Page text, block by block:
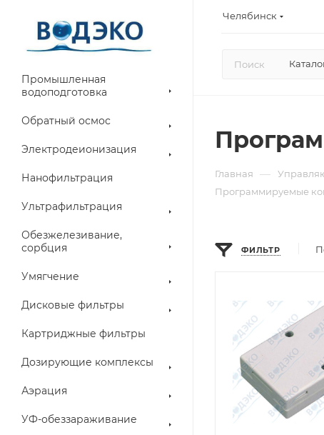
Челябинск
Промышленная
водоподготовка
Обратный осмос
Электродеионизация
Нанофильтрация
Ультрафильтрация
Обезжелезивание,
сорбция
Умягчение
Дисковые фильтры
Картриджные фильтры
Дозирующие комплексы
Аэрация
УФ-обеззараживание
Главная —
Программируемые
ФИЛЬТР